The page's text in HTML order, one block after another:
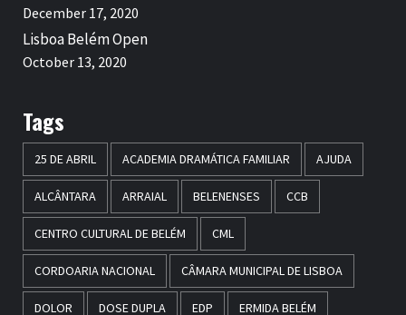
December 17, 2020
Lisboa Belém Open
October 13, 2020
Tags
25 DE ABRIL ACADEMIA DRAMÁTICA FAMILIAR AJUDA
ALCÂNTARA ARRAIAL BELENENSES CCB
CENTRO CULTURAL DE BELÉM CML
CORDOARIA NACIONAL CÂMARA MUNICIPAL DE LISBOA
DOLOR DOSE DUPLA EDP ERMIDA BELÉM